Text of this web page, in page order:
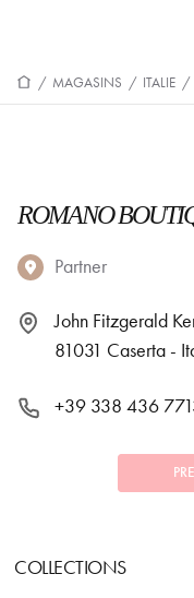
/ MAGASINS / ITALIE /
ROMANO
Partner
John Fitzgerald
81031 Caserta -
+39 338 436
COLLECTIONS